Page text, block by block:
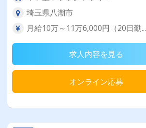
埼玉県八潮市
月給10万～11万6,000円（20日勤...
求人内容を見る
オンライン応募